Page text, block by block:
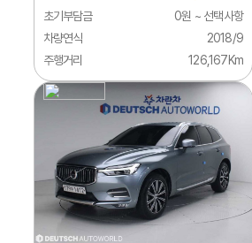
시트로엥
알파로메오
애스턴마틴
오펠
올즈모빌
이네오스
초기부담금
0원 ~ 선택사항
차량연식
2018/9
주행거리
126,167Km